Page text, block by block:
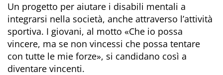
Un progetto per aiutare i disabili mentali a
integrarsi nella società, anche attraverso l’attività
sportiva. I giovani, al motto «Che io possa
vincere, ma se non vincessi che possa tentare
con tutte le mie forze», si candidano così a
diventare vincenti.